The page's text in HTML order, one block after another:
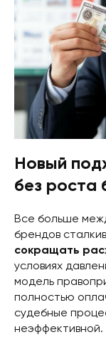
Новый
без роста
Все больше
брендов
сокращать
условиях
модель
полностью
судебные
неэффективной.